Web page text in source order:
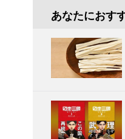
あなたにおす